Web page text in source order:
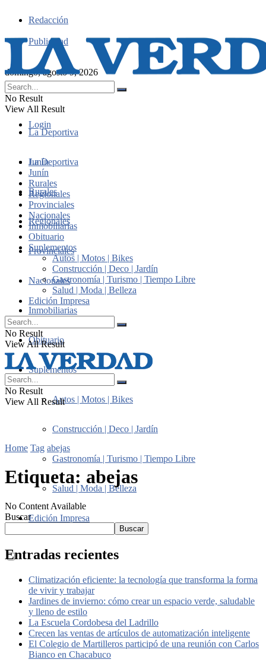
Redacción
Publicidad
domingo, agosto 9, 2026
Login
No Result
View All Result
La Deportiva
Junín
Rurales
Regionales
Provinciales
Nacionales
Inmobiliarias
Obituario
Suplementos
Autos | Motos | Bikes
Construcción | Deco | Jardín
Gastronomía | Turismo | Tiempo Libre
Salud | Moda | Belleza
Edición Impresa
La Deportiva
Junín
Rurales
Regionales
Provinciales
Nacionales
Inmobiliarias
Obituario
Suplementos
Autos | Motos | Bikes
Construcción | Deco | Jardín
Gastronomía | Turismo | Tiempo Libre
Salud | Moda | Belleza
Edición Impresa
No Result
View All Result
No Result
View All Result
Home Tag abejas
Etiqueta: abejas
No Content Available
Buscar
Buscar
Entradas recientes
Climatización eficiente: la tecnología que transforma la forma
de vivir y trabajar
Jardines de invierno: cómo crear un espacio verde, saludable
y lleno de estilo
La Escuela Cordobesa del Ladrillo
Crecen las ventas de artículos de automatización inteligente
El Colegio de Martilleros participó de una reunión con Carlos
Bianco en Chacabuco